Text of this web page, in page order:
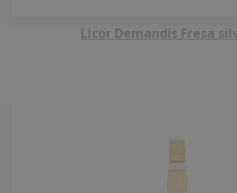
Licor Demandis Fresa